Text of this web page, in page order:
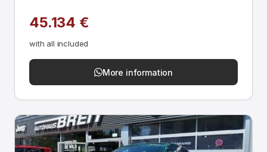
45.134 €
with all included
More information